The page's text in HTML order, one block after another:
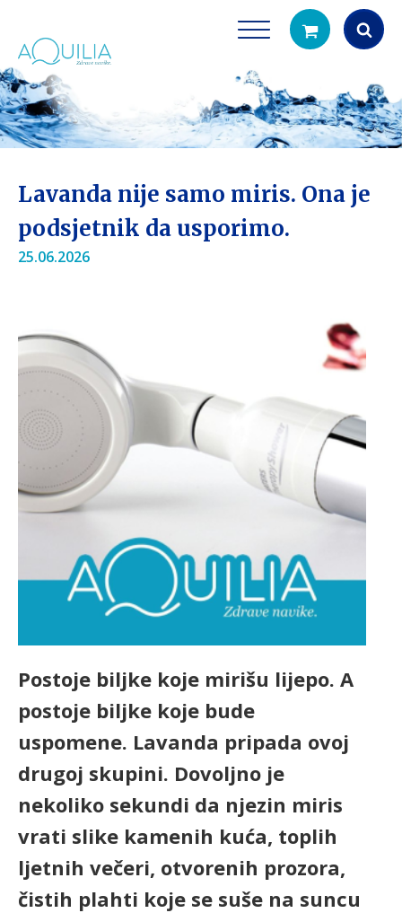
search
Lavanda nije samo miris. Ona je
podsjetnik da usporimo.
25.06.2026
Postoje biljke koje mirišu lijepo. A
postoje biljke koje bude
uspomene. Lavanda pripada ovoj
drugoj skupini. Dovoljno je
nekoliko sekundi da njezin miris
vrati slike kamenih kuća, toplih
ljetnih večeri, otvorenih prozora,
čistih plahti koje se suše na suncu
čistu vodu za